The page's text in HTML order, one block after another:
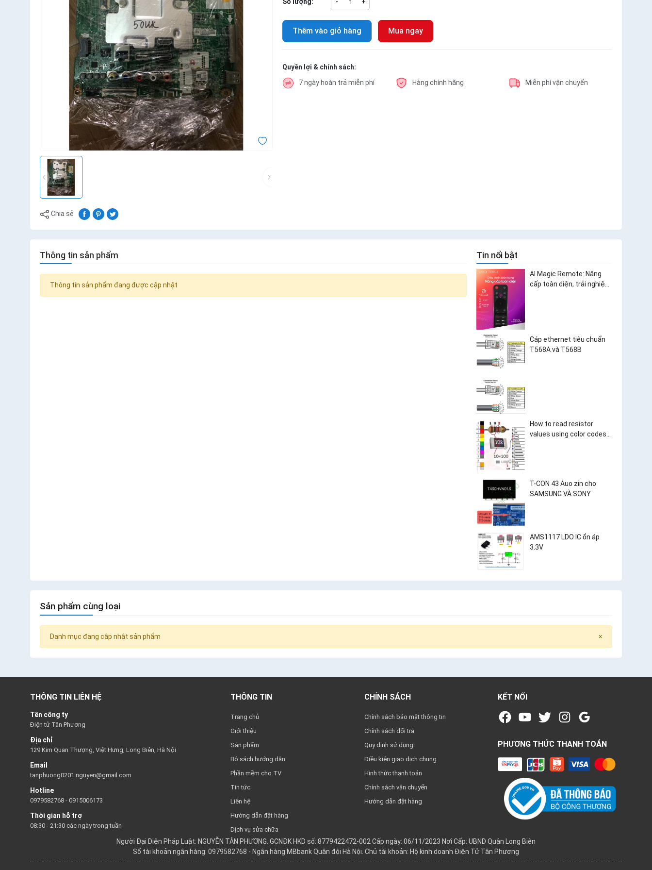
Chia sẻ
Thêm vào giỏ hàng Mua ngay
Quyền lợi & chính sách:
7 ngày hoàn trả miễn phí Hàng chính hãng Miễn phí vận chuyển
Thông tin sản phẩm
Thông tin sản phẩm đang được cập nhật
Tin nổi bật
AI Magic Remote: Nâng
cấp toàn diện, trải nghiệm
Cáp ethernet tiêu chuẩn
T568A và T568B
How to read resistor
values using color codes
T-CON 43 Auo zin cho
SAMSUNG VÀ SONY
AMS1117 LDO IC ổn áp
3.3V
Sản phẩm cùng loại
×
Danh mục đang cập nhật sản phẩm
THÔNG TIN LIÊN HỆ
Tên công ty
Điện tử Tân Phương
Địa chỉ
129 Kim Quan Thượng, Việt Hưng, Long Biên, Hà Nội
Email
tanphuong0201.nguyen@gmail.com
Hotline
0979582768 - 0915006173
Thời gian hỗ trợ
08:30 - 21:30 các ngày trong tuần
THÔNG TIN
Trang chủ
Giới thiệu
Sản phẩm
Bộ sách hướng dẫn
Phần mềm cho TV
Tin tức
Liên hệ
Hướng dẫn đặt hàng
Dịch vụ sửa chữa
CHÍNH SÁCH
Chính sách bảo mật thông tin
Chính sách đổi trả
Quy định sử dụng
Điều kiện giao dịch chung
Hình thức thanh toán
Chính sách vận chuyển
Hướng dẫn đặt hàng
KẾT NỐI
PHƯƠNG THỨC THANH TOÁN
Người Đại Diện Pháp Luật: NGUYỄN TÂN PHƯƠNG. GCNĐK HKD số: 8779422472-002 Cấp ngày: 06/11/2023 Nơi Cấp: UBND Quận Long Biên
Số tài khoản ngân hàng: 0979582768 - Ngân hàng MBbank Quân đội Hà Nội. Chủ tài khoản: Hộ kinh doanh Điện Tử Tân Phương